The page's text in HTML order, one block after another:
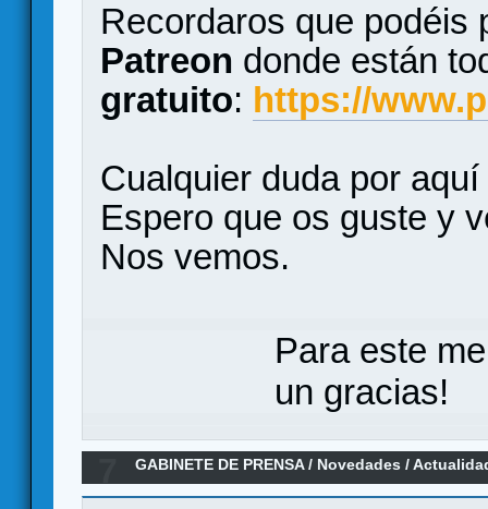
Recordaros que podéis
Patreon donde están
gratuito: https://
Cualquier duda por
Espero que os guste y
Nos vemos.
Para este
un gracias!
GABINETE DE PRENSA/ Novedades /